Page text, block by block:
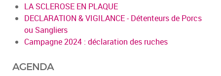
LA SCLEROSE EN PLAQUE
DECLARATION & VIGILANCE - Détenteurs de Porcs
ou Sangliers
Campagne 2024 : déclaration des ruches
AGENDA